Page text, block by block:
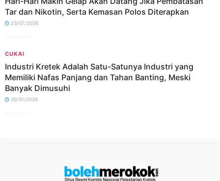
Tar dan Nikotin, Serta Kemasan Polos Diterapkan
23/07/2026
CUKAI
Industri Kretek Adalah Satu-Satunya Industri yang
Memiliki Nafas Panjang dan Tahan Banting, Meski
Banyak Dimusuhi
30/01/2026